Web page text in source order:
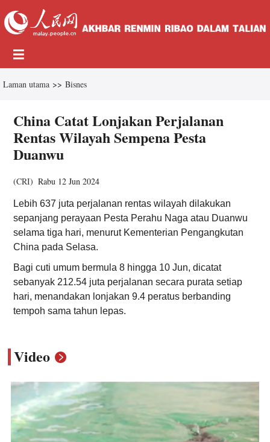
Laman utama >> Bisnes
China Catat Lonjakan Perjalanan
Rentas Wilayah Sempena Pesta
Duanwu
(CRI) Rabu 12 Jun 2024
Lebih 637 juta perjalanan rentas wilayah dilakukan
sepanjang perayaan Pesta Perahu Naga atau Duanwu
selama tiga hari, menurut Kementerian Pengangkutan
China pada Selasa.
Bagi cuti umum bermula 8 hingga 10 Jun, dicatat
sebanyak 212.54 juta perjalanan secara purata setiap
hari, menandakan lonjakan 9.4 peratus berbanding
tempoh sama tahun lepas.
Video